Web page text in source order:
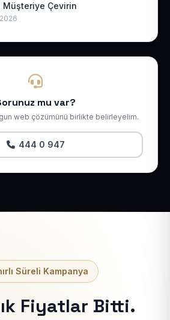
Müşteriye Çevirin
mu var?
web çözümünü birlikte belirleyelim.
444 0 947
Süreli Kampanya
Fiyatlar Bitti.